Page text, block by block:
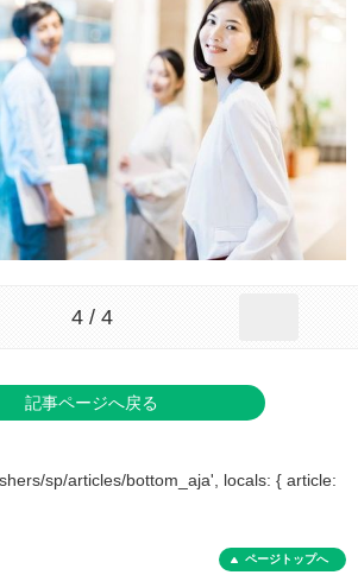
4 / 4
記事ページへ戻る
sp/articles/bottom_aja', locals: { article:
ページトップへ